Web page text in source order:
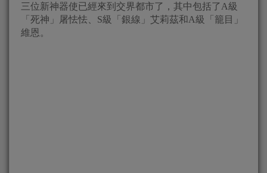
三位新神器使已經來到交界都市了，其中包括了A級
「死神」屠怯怯、S級「銀線」艾莉茲和A級「籠目」
維恩。